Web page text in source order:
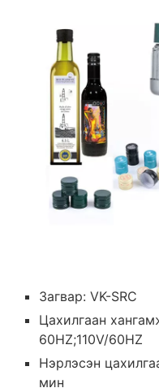
Загвар: VK-SRC
Цахилгаан
60HZ;110V/60HZ
Нэрлэсэн
мин